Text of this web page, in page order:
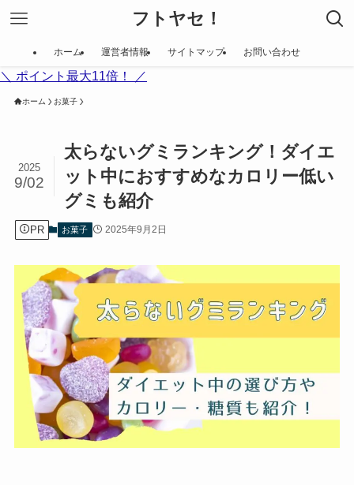
フトヤセ！
ホーム 運営者情報 サイトマップ お問い合わせ
＼ ポイント最大11倍！ ／
ホーム お菓子
太らないグミランキング！ダイエ
ット中におすすめなカロリー低い
グミも紹介
2025
9/02
PR お菓子 2025年9月2日